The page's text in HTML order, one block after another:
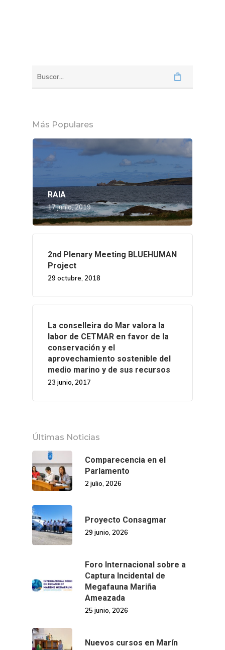
Más Populares
RAIA
17 junio, 2019
2nd Plenary Meeting BLUEHUMAN
Project
29 octubre, 2018
La conselleira do Mar valora la
labor de CETMAR en favor de la
conservación y el
aprovechamiento sostenible del
medio marino y de sus recursos
23 junio, 2017
Últimas Noticias
Comparecencia en el
Parlamento
2 julio, 2026
Proyecto Consagmar
29 junio, 2026
Foro Internacional sobre a
Captura Incidental de
Megafauna Mariña
Ameazada
25 junio, 2026
Nuevos cursos en Marín